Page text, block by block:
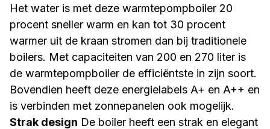
Het water is met deze warmtepompboiler 20
procent sneller warm en kan tot 30 procent
warmer uit de kraan stromen dan bij traditionele
boilers. Met capaciteiten van 200 en 270 liter is
de warmtepompboiler de efficiëntste in zijn soort.
Bovendien heeft deze energielabels A+ en A++ en
is verbinden met zonnepanelen ook mogelijk.
Strak design De boiler heeft een strak en elegant